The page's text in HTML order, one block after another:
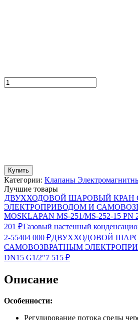
Купить
Категории: Клапаны
Лучшие товары
ДВУХХОДОВОЙ ШАРОВЫЙ КРАН
ЭЛЕКТРОПРИВОДОМ И
MOSKLAPAN MS-251/MS-252-15 PN
201 ₽Газовый настенный
2-55404 000 ₽ДВУХХОДОВОЙ
САМОВОЗВРАТНЫМ
DN15 G1/2"7 515 ₽
Описание
Особенности:
Регулирование потока среды